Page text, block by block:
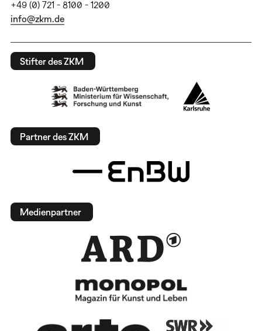
+49 (0) 721 - 8100 - 1200
info@zkm.de
Stifter des ZKM
Partner des ZKM
Medienpartner